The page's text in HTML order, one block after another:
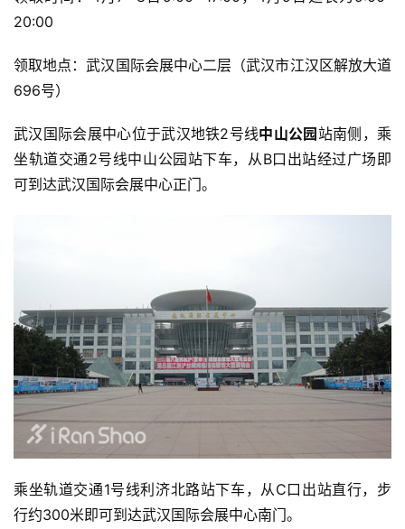
20:00
领取地点：武汉国际会展中心二层（武汉市江汉区解放大道
696号）
武汉国际会展中心位于武汉地铁2号线中山公园站南侧，乘
坐轨道交通2号线中山公园站下车，从B口出站经过广场即
可到达武汉国际会展中心正门。
乘坐轨道交通1号线利济北路站下车，从C口出站直行，步
行约300米即可到达武汉国际会展中心南门。